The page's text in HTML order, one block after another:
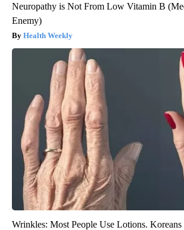
Neuropathy is Not From Low Vitamin B
Enemy)
Health Weekly
Wrinkles: Most People Use Lotions.